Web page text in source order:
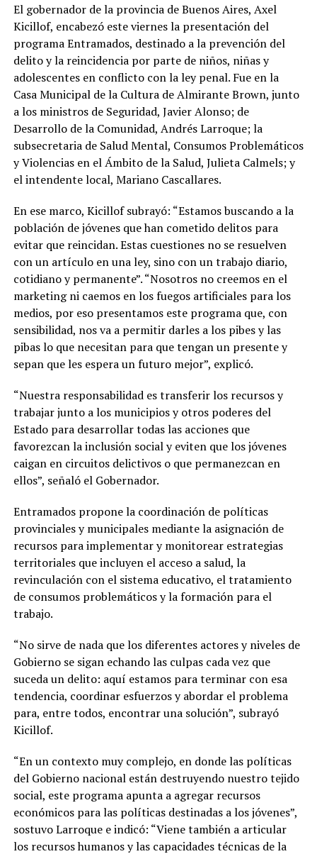
El gobernador de la provincia de Buenos Aires, Axel
Kicillof, encabezó este viernes la presentación del
programa Entramados, destinado a la prevención del
delito y la reincidencia por parte de niños, niñas y
adolescentes en conflicto con la ley penal. Fue en la
Casa Municipal de la Cultura de Almirante Brown, junto
a los ministros de Seguridad, Javier Alonso; de
Desarrollo de la Comunidad, Andrés Larroque; la
subsecretaria de Salud Mental, Consumos Problemáticos
y Violencias en el Ámbito de la Salud, Julieta Calmels; y
el intendente local, Mariano Cascallares.
En ese marco, Kicillof subrayó: “Estamos buscando a la
población de jóvenes que han cometido delitos para
evitar que reincidan. Estas cuestiones no se resuelven
con un artículo en una ley, sino con un trabajo diario,
cotidiano y permanente”. “Nosotros no creemos en el
marketing ni caemos en los fuegos artificiales para los
medios, por eso presentamos este programa que, con
sensibilidad, nos va a permitir darles a los pibes y las
pibas lo que necesitan para que tengan un presente y
sepan que les espera un futuro mejor”, explicó.
“Nuestra responsabilidad es transferir los recursos y
trabajar junto a los municipios y otros poderes del
Estado para desarrollar todas las acciones que
favorezcan la inclusión social y eviten que los jóvenes
caigan en circuitos delictivos o que permanezcan en
ellos”, señaló el Gobernador.
Entramados propone la coordinación de políticas
provinciales y municipales mediante la asignación de
recursos para implementar y monitorear estrategias
territoriales que incluyen el acceso a salud, la
revinculación con el sistema educativo, el tratamiento
de consumos problemáticos y la formación para el
trabajo.
“No sirve de nada que los diferentes actores y niveles de
Gobierno se sigan echando las culpas cada vez que
suceda un delito: aquí estamos para terminar con esa
tendencia, coordinar esfuerzos y abordar el problema
para, entre todos, encontrar una solución”, subrayó
Kicillof.
“En un contexto muy complejo, en donde las políticas
del Gobierno nacional están destruyendo nuestro tejido
social, este programa apunta a agregar recursos
económicos para las políticas destinadas a los jóvenes”,
sostuvo Larroque e indicó: “Viene también a articular
los recursos humanos y las capacidades técnicas de la